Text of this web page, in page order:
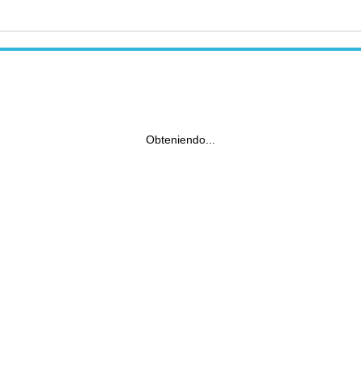
Obteniendo...